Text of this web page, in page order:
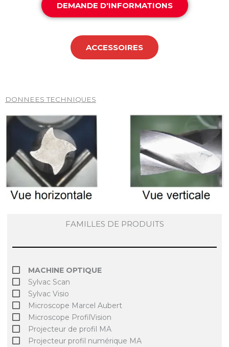
FAMILLES DE PRODUITS
MACHINE OPTIQUE
Sylvac Scan
Sylvac Visio
Microscope Marcel Aubert
Microscope ProfilVision
Projecteur de profil MA
Projecteur profil numérique MA
DEMANDE D'INFORMATIONS
ACCESSOIRES
DONNEES TECHNIQUES